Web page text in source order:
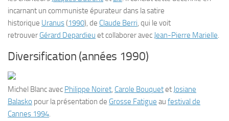
incarnant un communiste épurateur dans la satire
historique Uranus(1990), de Claude Berri, qui le voit
retrouver Gérard Depardieu et collaborer avec Jean-Pierre Marielle.
Diversification (années 1990)
Michel Blanc avec Philippe Noiret, Carole Bouquetet Josiane
Balasko pour la présentation de Grosse Fatigue au festival de
Cannes 1994.